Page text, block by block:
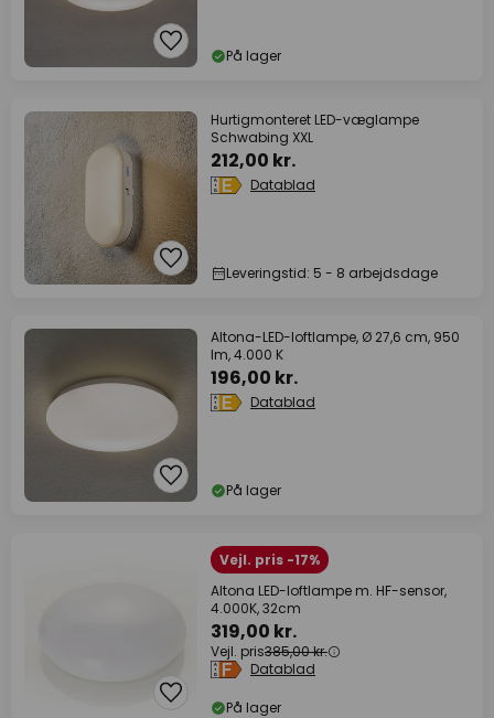
På lager
Hurtigmonteret LED-væglampe
Schwabing XXL
212,00 kr.
Datablad
Leveringstid: 5 - 8 arbejdsdage
Altona-LED-loftlampe, Ø 27,6 cm, 950
lm, 4.000 K
196,00 kr.
Datablad
På lager
Vejl. pris -17%
Altona LED-loftlampe m. HF-sensor,
4.000K, 32cm
319,00 kr.
Vejl. pris385,00 kr.
Datablad
På lager